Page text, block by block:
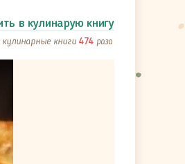
в кулинарую книгу
книги 474 раза